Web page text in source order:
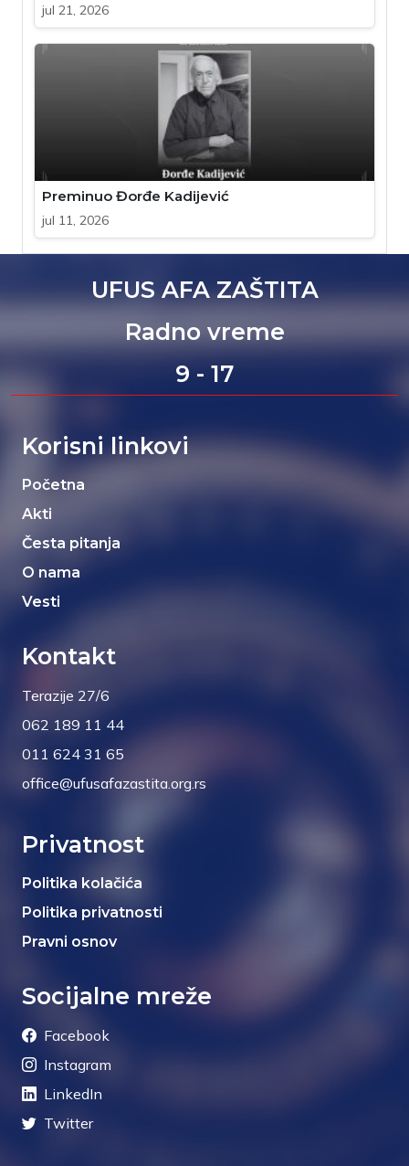
jul 21, 2026
Preminuo Đorđe Kadijević
jul 11, 2026
UFUS AFA ZAŠTITA
Radno vreme
9 - 17
Korisni linkovi
Početna
Akti
Česta pitanja
O nama
Vesti
Kontakt
Terazije 27/6
062 189 11 44
011 624 31 65
office@ufusafazastita.org.rs
Privatnost
Politika kolačića
Politika privatnosti
Pravni osnov
Socijalne mreže
Facebook
Instagram
LinkedIn
Twitter